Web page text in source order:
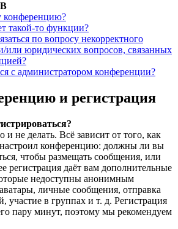
конференцию?
такой-то функции?
по вопросу некорректного
или юридических вопросов, связанных
с администратором конференции?
и регистрация
и не делать. Всё зависит от того, как
конференцию: должны ли вы
чтобы размещать сообщения, или
регистрация даёт вам дополнительные
недоступны анонимным
личные сообщения, отправка
участие в группах и т. д. Регистрация
пару минут, поэтому мы рекомендуем